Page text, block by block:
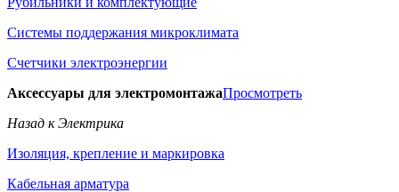
Системы поддержания микроклимата
Счетчики электроэнергии
Аксессуары для электромонтажаПросмотреть
Назад к Электрика
Изоляция, крепление и маркировка
Кабельная арматура